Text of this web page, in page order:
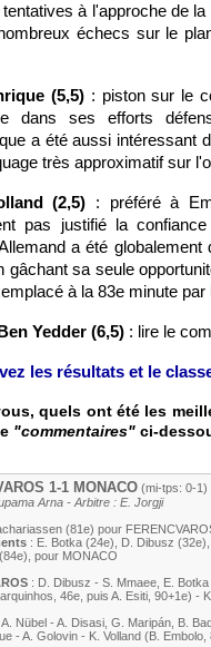
à l'approche de
échecs sur le
(5,5): piston sur le
dans ses efforts
a été aussi intéressant
très approximatif sur
(2,5) : préféré à
pas justifié la
a été
gâchant sa seule
à la 83e minute par
Yedder (6,5) : lire le
les résultats et le
quels ont été les
"commentaires" ci-
1-1 MONACO (mi-tps: 0-1)
Arna - Arbitre : E. Jorgji
(81e) pour
: E. Botka (24e) D. Dibusz (32e)
(84e) , pour MONACO
: D. Dibusz - S. Mmaee E. Botka
46e, puis A. Esiti , 90+1e) -
A. Nübel - A. Disasi G. Maripán B.
- A. Golovin - K. Volland (B. Embolo